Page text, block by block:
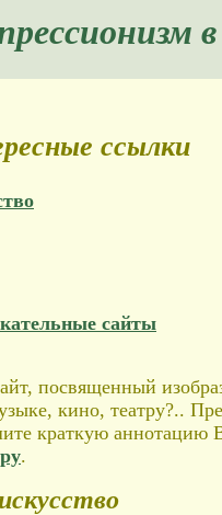
ссылки
сайты
посвященный
кино, театру?..
краткую аннотацию
.